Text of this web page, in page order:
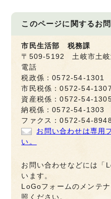
このページに関するお
市民生活部 税務課
〒509-5192 土岐市土岐
電話
税政係：0572-54-1301
市民税係：0572-54-1307
資産税係：0572-54-
納税係：0572-54-1303
ファクス：0572-54-
お問い合わせは専用
い。
お問い合わせなどには「
います。
LoGoフォームのメンテ
照ください。